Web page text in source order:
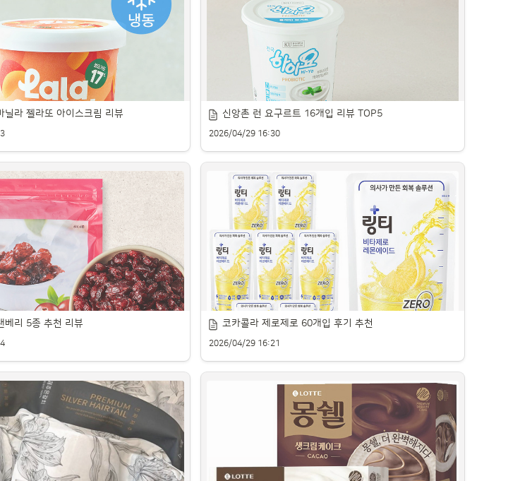
박력분 추천 제품을 소개합니다.
산초가루 추천 제품을 꼼꼼히 비교해 소개합니다.
크림 추천 제품을 소개합니다.
닐라 젤라또 아이스크림 리뷰
건강한 플레인 요거트 추천 제품을 소개합니다.
신앙촌 런 요구르트 16개입 리뷰 TOP5
2026/04/29 16:30
리 건과일 추천 제품을 소개합니다.
베리 5종 추천 리뷰
제로에이드 제품의 특징과 사용 후기를 소개합니다.
코카콜라 제로제로 60개입 후기 추천
2026/04/29 16:21